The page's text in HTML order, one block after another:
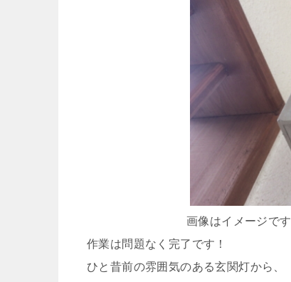
画像はイメージです
作業は問題なく完了です！
ひと昔前の雰囲気のある玄関灯から、